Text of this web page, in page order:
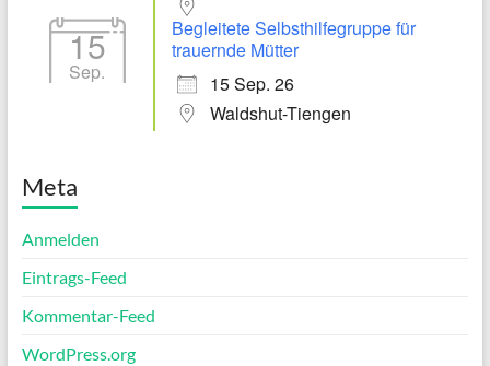
15
Sep.
Begleitete Selbsthilfegruppe für
trauernde Mütter
15 Sep. 26
Waldshut-Tiengen
Meta
Anmelden
Eintrags-Feed
Kommentar-Feed
WordPress.org